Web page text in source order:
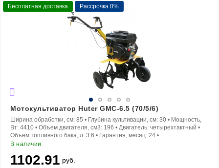
Бесплатная доставка Рассрочка 0%
Мотокультиватор Huter GMC-6.5 (70/5/6)
Ширина обработки, см: 85 • Глубина культивации, см: 30 • Мощность,
Вт: 4410 • Объем двигателя, см3: 196 • Двигатель: четырехтактный •
Объем топливного бака, л: 3.6 • Гарантия, месяц: 24 •
В наличии
1102.91 руб.